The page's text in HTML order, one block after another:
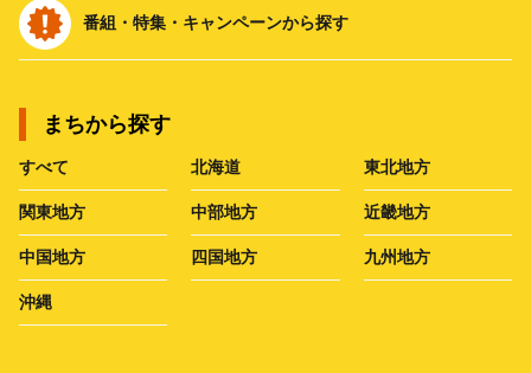
番組・特集・キャンペーンから探す
まちから探す
すべて 北海道 東北地方
関東地方 中部地方 近畿地方
中国地方 四国地方 九州地方
沖縄